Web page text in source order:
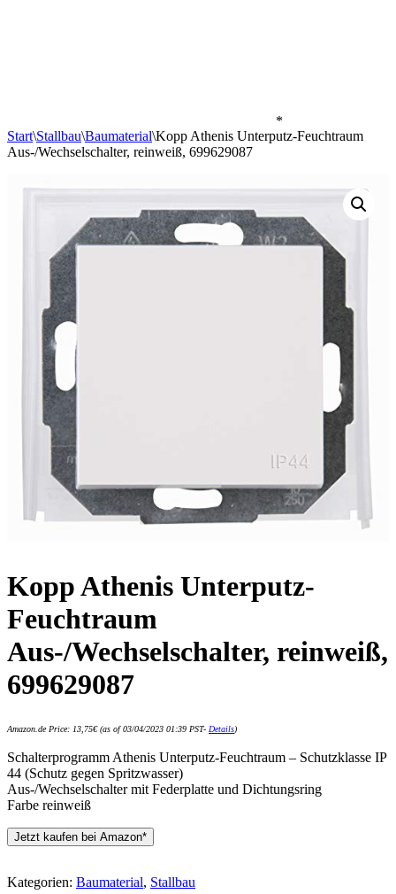
*
Start\Stallbau\Baumaterial\Kopp Athenis Unterputz-Feuchtraum
Aus-/Wechselschalter, reinweiß, 699629087
Kopp Athenis Unterputz-
Feuchtraum
Aus-/Wechselschalter, reinweiß,
699629087
Amazon.de Price: 13,75€(as of 03/04/2023 01:39 PST- Details)
Schalterprogramm Athenis Unterputz-Feuchtraum – Schutzklasse IP
44 (Schutz gegen Spritzwasser)
Aus-/Wechselschalter mit Federplatte und Dichtungsring
Farbe reinweiß
Jetzt kaufen bei Amazon*
Kategorien: Baumaterial, Stallbau